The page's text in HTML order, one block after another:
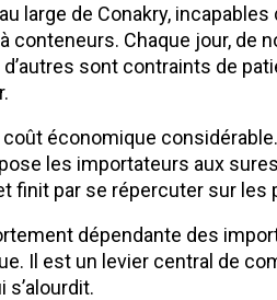
large de Conakry,
conteneurs. Chaque jour, de
d’autres sont contraints de
économique
les importateurs aux
finit par se répercuter sur
dépendante des
Il est un levier central de